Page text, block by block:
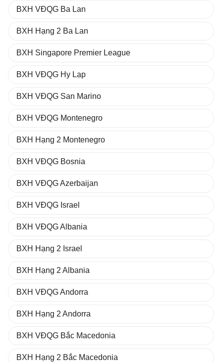
BXH VĐQG Ba Lan
BXH Hạng 2 Ba Lan
BXH Singapore Premier League
BXH VĐQG Hy Lạp
BXH VĐQG San Marino
BXH VĐQG Montenegro
BXH Hạng 2 Montenegro
BXH VĐQG Bosnia
BXH VĐQG Azerbaijan
BXH VĐQG Israel
BXH VĐQG Albania
BXH Hạng 2 Israel
BXH Hạng 2 Albania
BXH VĐQG Andorra
BXH Hạng 2 Andorra
BXH VĐQG Bắc Macedonia
BXH Hạng 2 Bắc Macedonia